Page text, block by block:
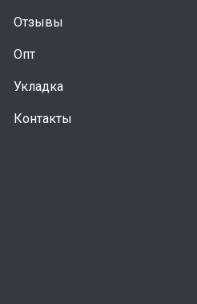
Отзывы
Опт
Укладка
Контакты